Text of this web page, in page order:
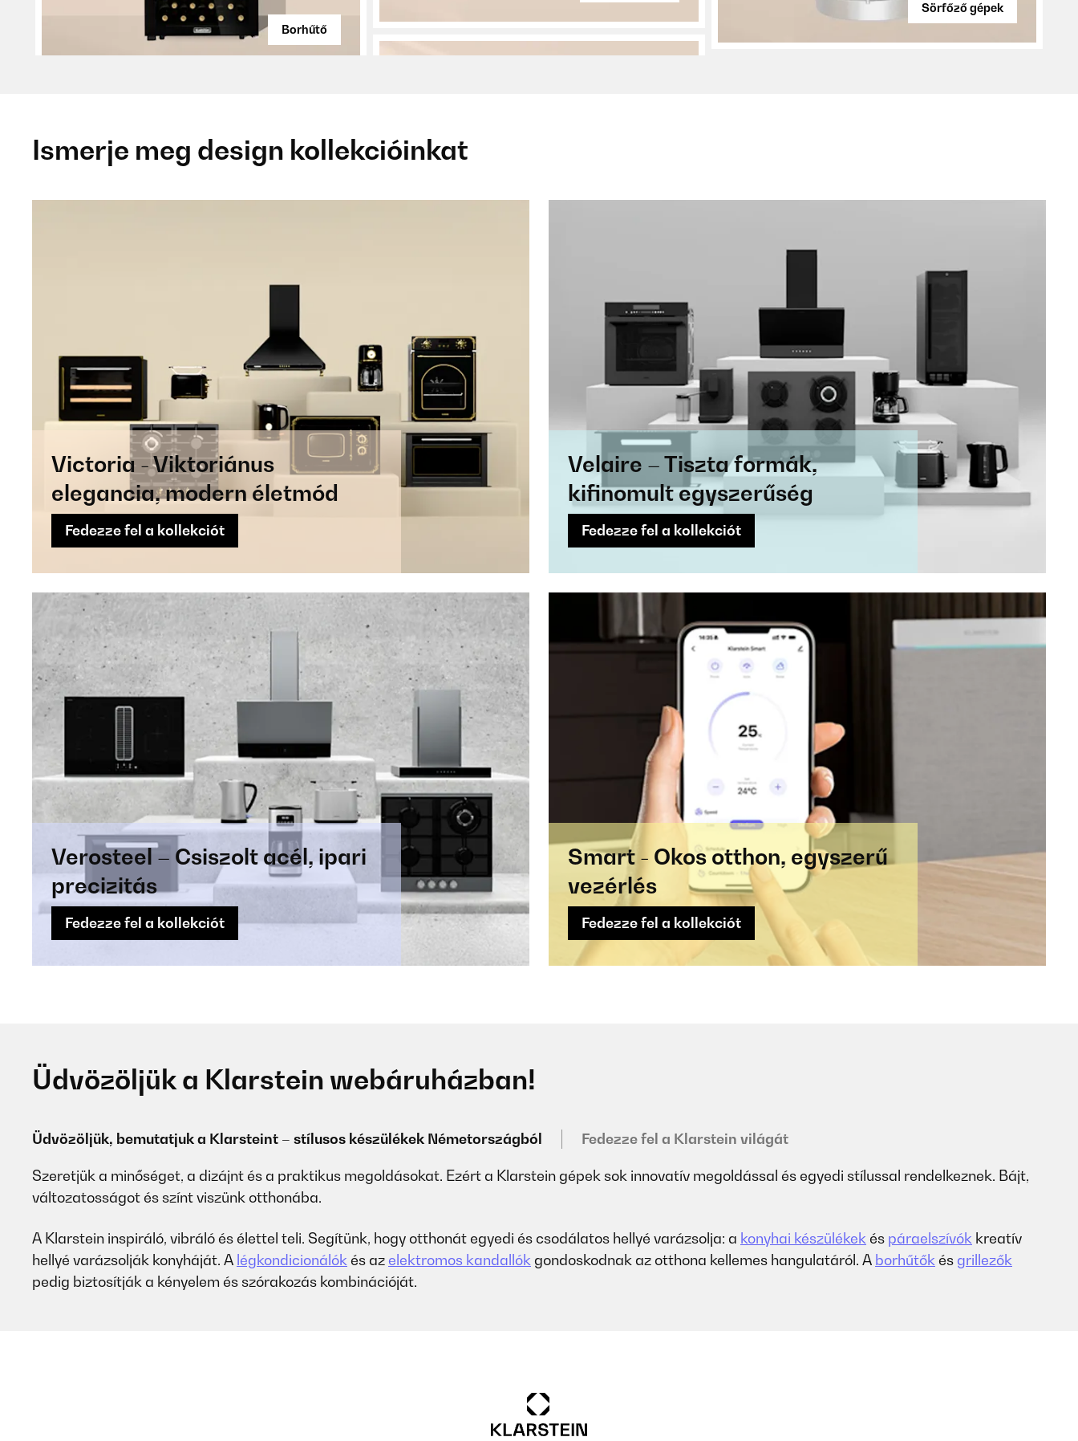
Borhűtő
Sörfőző gépek
Ismerje meg design kollekcióinkat
Victoria - Viktoriánus
elegancia, modern életmód
Fedezze fel a kollekciót
Velaire – Tiszta formák,
kifinomult egyszerűség
Fedezze fel a kollekciót
Verosteel – Csiszolt acél, ipari
precizitás
Fedezze fel a kollekciót
Smart - Okos otthon, egyszerű
vezérlés
Fedezze fel a kollekciót
Üdvözöljük a Klarstein webáruházban!
Üdvözöljük, bemutatjuk a Klarsteint – stílusos készülékek Németországból Fedezze fel a Klarstein világát
Szeretjük a minőséget, a dizájnt és a praktikus megoldásokat. Ezért a Klarstein gépek sok innovatív megoldással és egyedi stílussal rendelkeznek. Bájt,
változatosságot és színt viszünk otthonába.
A Klarstein inspiráló, vibráló és élettel teli. Segítünk, hogy otthonát egyedi és csodálatos hellyé varázsolja: a konyhai készülékek és páraelszívók kreatív
hellyé varázsolják konyháját. A légkondicionálók és az elektromos kandallók gondoskodnak az otthona kellemes hangulatáról. A borhűtők és grillezők
pedig biztosítják a kényelem és szórakozás kombinációját.